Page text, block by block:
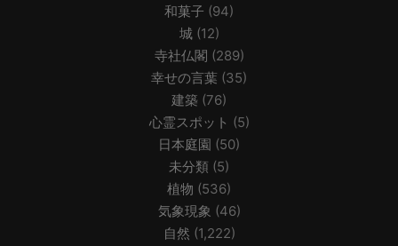
和菓子 (94)
城(12)
寺社仏閣 (289)
幸せの言葉 (35)
建築 (76)
心霊スポット (5)
日本庭園 (50)
未分類 (5)
植物 (536)
気象現象 (46)
自然 (1,222)